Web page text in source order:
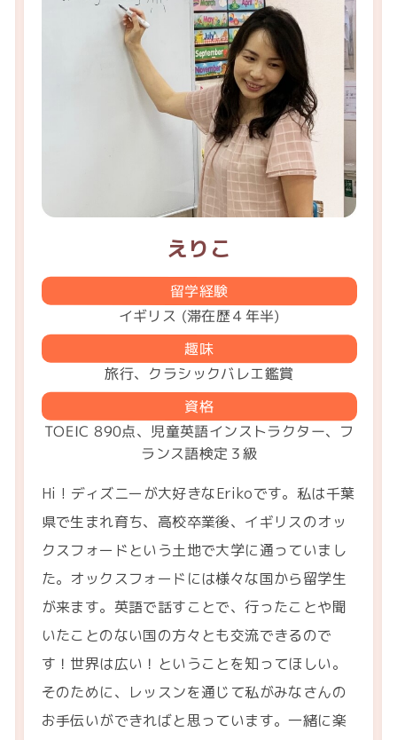
えりこ
留学経験
イギリス (滞在歴４年半)
趣味
旅行、クラシックバレエ鑑賞
資格
TOEIC 890点、児童英語インストラクター、フ
ランス語検定３級
Hi ! ディズニーが大好きなErikoです。私は千葉
県で生まれ育ち、高校卒業後、イギリスのオッ
クスフォードという土地で大学に通っていまし
た。オックスフォードには様々な国から留学生
が来ます。英語で話すことで、行ったことや聞
いたことのない国の方々とも交流できるので
す！世界は広い！ということを知ってほしい。
そのために、レッスンを通じて私がみなさんの
お手伝いができればと思っています。一緒に楽